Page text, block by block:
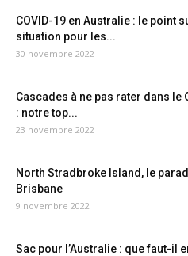
COVID-19 en Australie : le point
situation pour les...
30 novembre 2022
Cascades à ne pas rater dans le
: notre top...
23 novembre 2022
North Stradbroke Island, le
Brisbane
9 novembre 2022
Sac pour l’Australie : que faut-il